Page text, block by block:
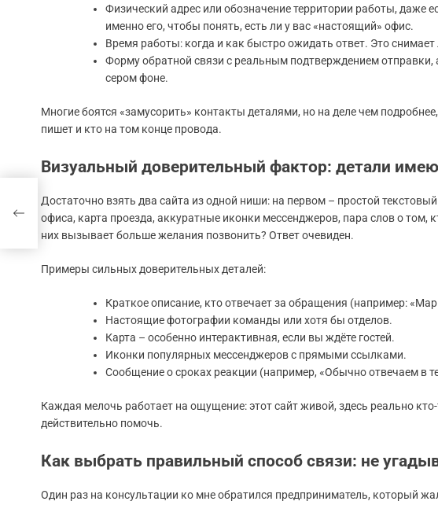
Физический адрес или обозначение территории работы, даже
именно его, чтобы понять, есть ли у вас «настоящий» офис.
Время работы: когда и как быстро ожидать ответ. Это
Форму обратной связи с реальным подтверждением отправки,
сером фоне.
Многие боятся «замусорить» контакты деталями, но на деле чем
пишет и кто на том конце провода.
Визуальный доверительный фактор: детали
Достаточно взять два сайта из одной ниши: на первом – простой
офиса, карта проезда, аккуратные иконки мессенджеров, пара слов о
них вызывает больше желания позвонить? Ответ очевиден.
Примеры сильных доверительных деталей:
Краткое описание, кто отвечает за обращения (например:
Настоящие фотографии команды или хотя бы отделов.
Карта – особенно интерактивная, если вы ждёте гостей.
Иконки популярных мессенджеров с прямыми ссылками.
Сообщение о сроках реакции (например, «Обычно отвечаем в
Каждая мелочь работает на ощущение: этот сайт живой, здесь реально
действительно помочь.
Как выбрать правильный способ связи: не
Один раз на консультации ко мне обратился предприниматель, который